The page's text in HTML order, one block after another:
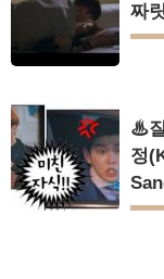
짜
♨
정